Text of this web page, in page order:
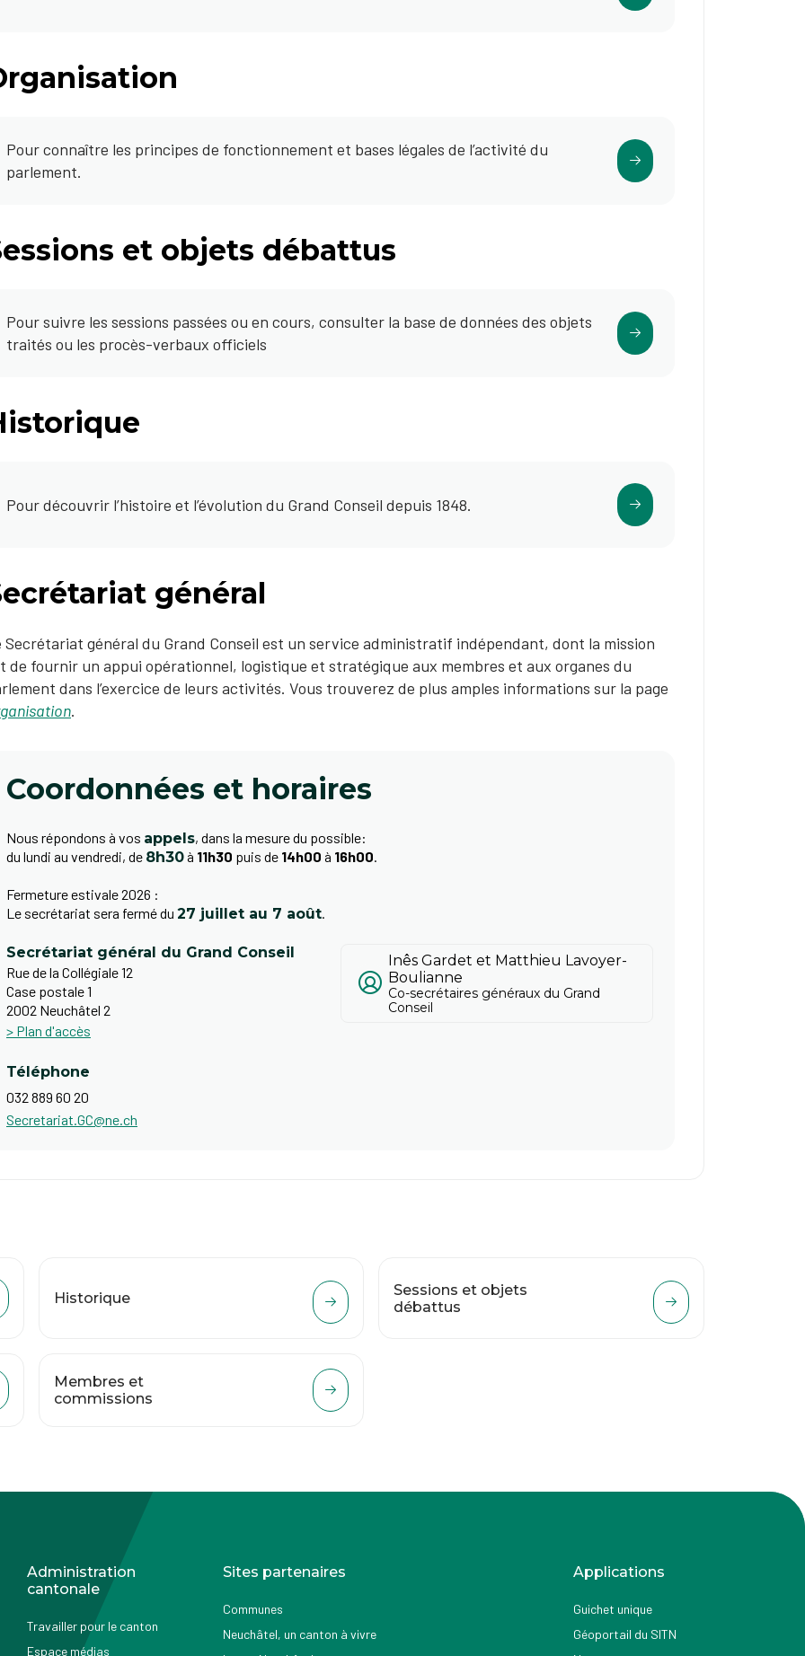
Pour connaître les principes de fonctionnement et bases légales de l’activité du
parlement.
et objets débattus
Pour suivre les sessions passées ou en cours, consulter la base de données des objets
traités ou les procès-verbaux officiels
Pour découvrir l’histoire et l’évolution du Grand Conseil depuis 1848.
général
Secrétariat général du Grand Conseil est un service administratif indépendant, dont la mission
de fournir un appui opérationnel, logistique et stratégique aux membres et aux organes du
dans l’exercice de leurs activités. Vous trouverez de plus amples informations sur la page
.
Coordonnées et horaires
Nous répondons à vos appels, dans la mesure du possible:
du lundi au vendredi, de 8h30à 11h30 puis de 14h00 à 16h00.
Fermeture estivale 2026 :
Le secrétariat sera fermé du 27 juillet au 7 août.
Secrétariat général du Grand Conseil
Rue de la Collégiale 12
Case postale 1
2002 Neuchâtel 2
> Plan d'accès
Inês Gardet et Matthieu Lavoyer-
Boulianne
Co-secrétaires généraux du Grand
Conseil
Téléphone
032 889 60 20
Secretariat.GC@ne.ch
Historique
Sessions et objets
débattus
Membres et
commissions
Administration
cantonale
Travailler pour le canton
Espace médias
Sites partenaires
Communes
Neuchâtel, un canton à vivre
Applications
Guichet unique
Géoportail du SITN